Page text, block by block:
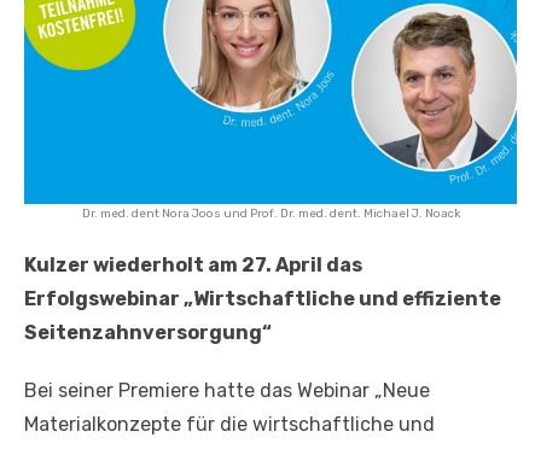
Dr. med. dent Nora Joos und Prof. Dr. med. dent. Michael J. Noack
Kulzer wiederholt am 27. April das
Erfolgswebinar „Wirtschaftliche und effiziente
Seitenzahnversorgung“
Bei seiner Premiere hatte das Webinar „Neue
Materialkonzepte für die wirtschaftliche und